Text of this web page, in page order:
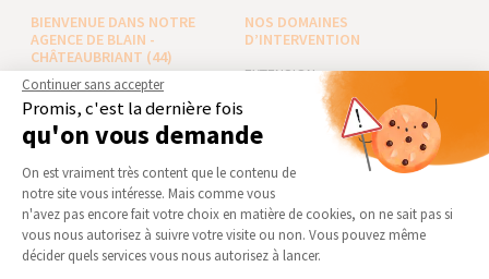
BIENVENUE DANS NOTRE
AGENCE DE BLAIN -
CHÂTEAUBRIANT (44)
Qui sommes-nous
Actualités
Notre charte qualité
Partenaires
Trouver une agence
Devenir franchisé
Foire aux Questions
NOS DOMAINES
D’INTERVENTION
EXTENSION
RÉNOVATION INTÉRIEURE
TRAVAUX EXTÉRIEURS
NOS PARTENAIRES
La Maison des Architectes
Expert Bricolage
Continuer sans accepter
Promis, c'est la dernière fois
qu'on vous demande
Plateforme de Gestion du
On est vraiment très content que le contenu de
notre site vous intéresse. Mais comme vous
n'avez pas encore fait votre choix en matière de cookies, on ne sait pas si
vous nous autorisez à suivre votre visite ou non. Vous pouvez même
décider quels services vous nous autorisez à lancer.
Axeptio consent